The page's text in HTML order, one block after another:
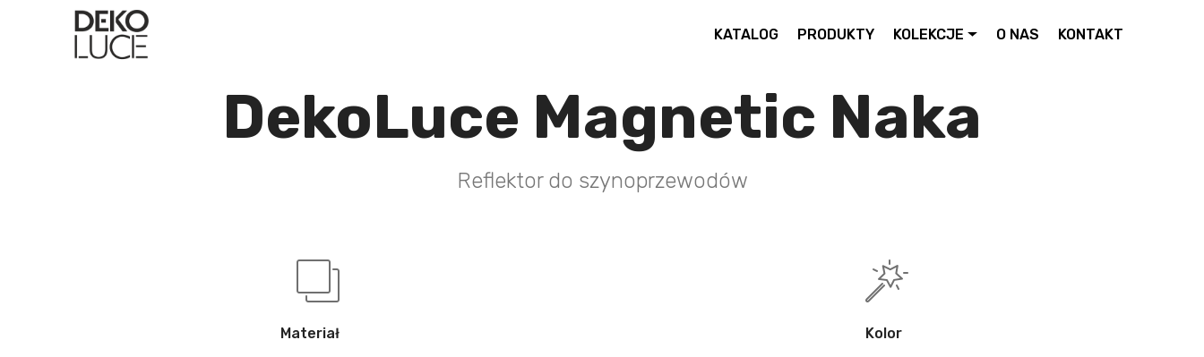
KATALOG PRODUKTY KOLEKCJE O NAS KONTAKT
DekoLuce Magnetic Naka
Reflektor do szynoprzewodów
Materiał Kolor